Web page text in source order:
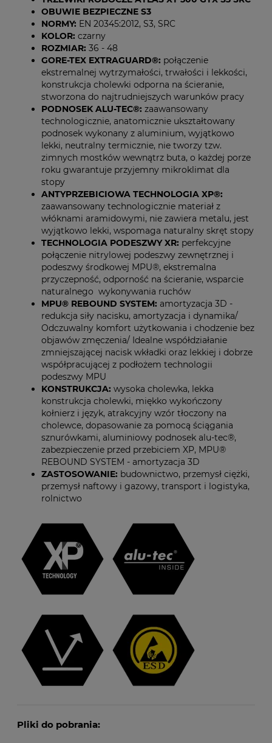
OBUWIE BEZPIECZNE S3
NORMY: EN 20345:2012, S3, SRC
KOLOR: czarny
ROZMIAR: 36 - 48
GORE-TEX EXTRAGUARD®: połączenie
ekstremalnej wytrzymałości, trwałości i lekkości,
konstrukcja cholewki odporna na ścieranie,
stworzona do najtrudniejszych warunków pracy
PODNOSEK ALU-TEC®: zaawansowany
technologicznie, anatomicznie ukształtowany
podnosek wykonany z aluminium, wyjątkowo
lekki, neutralny termicznie, nie tworzy tzw.
zimnych mostków wewnątrz buta, o każdej porze
roku gwarantuje przyjemny mikroklimat dla
stopy
ANTYPRZEBICIOWA TECHNOLOGIA XP®:
zaawansowany technologicznie materiał z
włóknami aramidowymi, nie zawiera metalu, jest
wyjątkowo lekki, wspomaga naturalny skręt stopy
TECHNOLOGIA PODESZWY XR: perfekcyjne
połączenie nitrylowej podeszwy zewnętrznej i
podeszwy środkowej MPU®, ekstremalna
przyczepność, odporność na ścieranie, wsparcie
naturalnego wykonywania ruchów
MPU® REBOUND SYSTEM: amortyzacja 3D -
redukcja siły nacisku, amortyzacja i dynamika/
Odczuwalny komfort użytkowania i chodzenie bez
objawów zmęczenia/ Idealne współdziałanie
zmniejszającej nacisk wkładki oraz lekkiej i dobrze
współpracującej z podłożem technologii
podeszwy MPU
KONSTRUKCJA: wysoka cholewka, lekka
konstrukcja cholewki, miękko wykończony
kołnierz i język, atrakcyjny wzór tłoczony na
cholewce, dopasowanie za pomocą ściągania
sznurówkami, aluminiowy podnosek alu-tec®,
zabezpieczenie przed przebiciem XP, MPU®
REBOUND SYSTEM - amortyzacja 3D
ZASTOSOWANIE: budownictwo, przemysł ciężki,
przemysł naftowy i gazowy, transport i logistyka,
rolnictwo
Pliki do pobrania: